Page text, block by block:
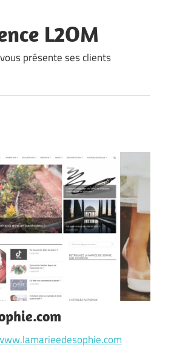
L2OM
présente ses clients